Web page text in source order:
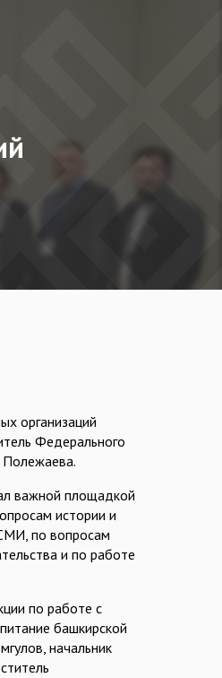
организаций
Федерального
Полежаева.
важной площадкой
истории и
по вопросам
и по работе
по работе с
башкирской
начальник